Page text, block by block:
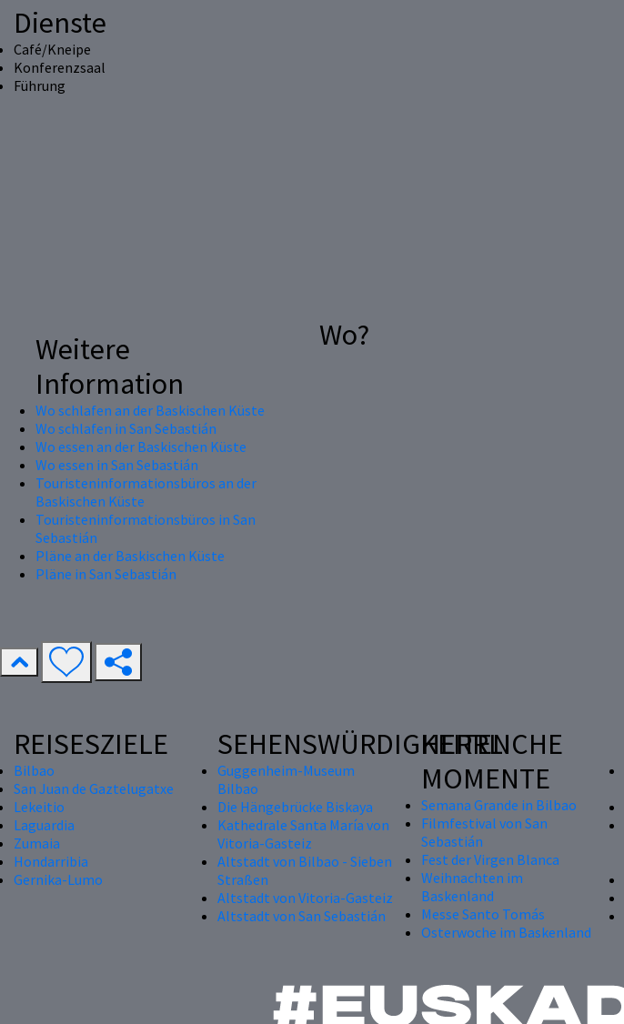
Dienste
Café/Kneipe
Konferenzsaal
Führung
Weitere
Information
Wo schlafen an der Baskischen Küste
Wo schlafen in San Sebastián
Wo essen an der Baskischen Küste
Wo essen in San Sebastián
Touristeninformationsbüros an der
Baskischen Küste
Touristeninformationsbüros in San
Sebastián
Pläne an der Baskischen Küste
Pläne in San Sebastián
Wo?
REISESZIELE
Bilbao
San Juan de Gaztelugatxe
Lekeitio
Laguardia
Zumaia
Hondarribia
Gernika-Lumo
SEHENSWÜRDIGKEITEN
Guggenheim-Museum
Bilbao
Die Hängebrücke Biskaya
Kathedrale Santa María von
Vitoria-Gasteiz
Altstadt von Bilbao - Sieben
Straßen
Altstadt von Vitoria-Gasteiz
Altstadt von San Sebastián
HERRLICHE
MOMENTE
Semana Grande in Bilbao
Filmfestival von San
Sebastián
Fest der Virgen Blanca
Weihnachten im
Baskenland
Messe Santo Tomás
Osterwoche im Baskenland